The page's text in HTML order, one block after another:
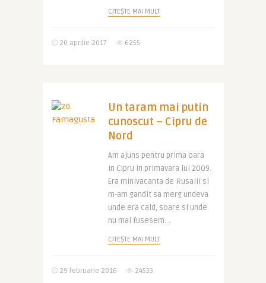
CITEȘTE MAI MULT
20 aprilie 2017 6255
Un taram mai putin
cunoscut – Cipru de
Nord
Am ajuns pentru prima oara
in Cipru in primavara lui 2009.
Era minivacanta de Rusalii si
m-am gandit sa merg undeva
unde era cald, soare si unde
nu mai fusesem. ..
CITEȘTE MAI MULT
29 februarie 2016 24533